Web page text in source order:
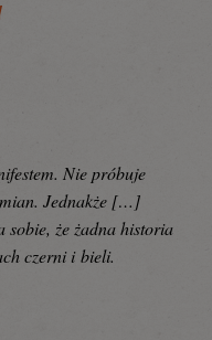
Nie próbuje
Jednakże […]
sobie, że żadna historia
czerni i bieli.